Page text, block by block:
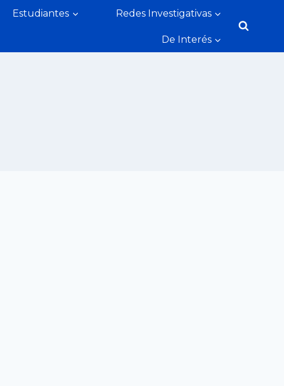
Estudiantes Redes Investigativas
De Interés